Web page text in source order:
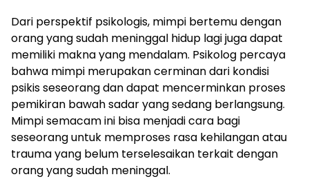
Dari perspektif psikologis, mimpi bertemu dengan
orang yang sudah meninggal hidup lagi juga dapat
memiliki makna yang mendalam. Psikolog percaya
bahwa mimpi merupakan cerminan dari kondisi
psikis seseorang dan dapat mencerminkan proses
pemikiran bawah sadar yang sedang berlangsung.
Mimpi semacam ini bisa menjadi cara bagi
seseorang untuk memproses rasa kehilangan atau
trauma yang belum terselesaikan terkait dengan
orang yang sudah meninggal.